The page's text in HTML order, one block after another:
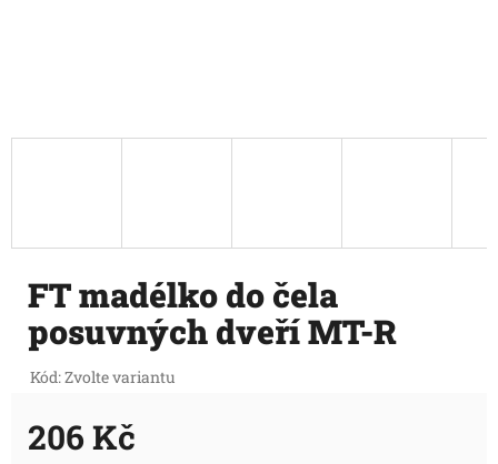
FT madélko do čela
posuvných dveří MT-R
Kód:Zvolte variantu
206 Kč